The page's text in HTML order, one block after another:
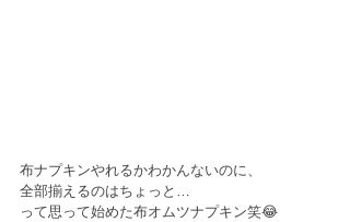
布ナプキンやれるかわかんないのに、﻿
全部揃えるのはちょっと…﻿
って思って始めた布オムツナプキン笑😂﻿